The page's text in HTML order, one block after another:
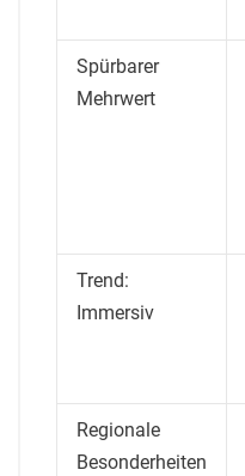
Spürbarer
Mehrwert
Trend:
Immersiv
Regionale
Besonderheiten